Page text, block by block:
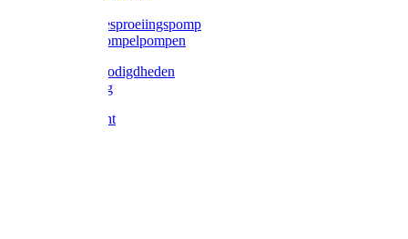
Gardena besproeiingspomp
Gardena dompelpompen
Tyleen benodigdheden
Tyleenslang
Lange bocht